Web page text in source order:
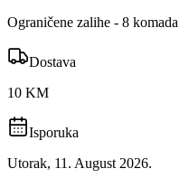
Ograničene zalihe - 8 komada
Dostava
10 KM
Isporuka
Utorak, 11. August 2026.